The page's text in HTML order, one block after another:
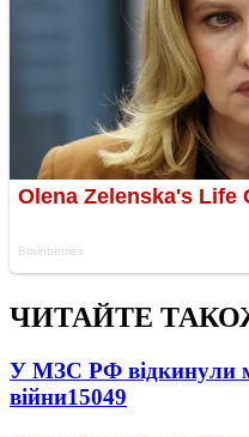
ЧИТАЙТЕ
У МЗС РФ відкинули
війни15049